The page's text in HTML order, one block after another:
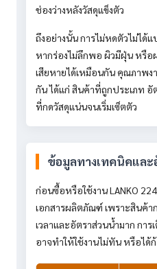
ช่องว่างหลังวัสดุแข็งตัว
ถึงอย่างนั้น การไม่หดตัวไม่ได้แ
หากร่องไม่ลึกพอ ผิวมีฝุ่น หรือ
เสียหายได้เหมือนกัน คุณภาพง
กัน ได้แก่ สินค้าที่ถูกประเภท อั
ที่กดวัสดุแน่นจนเริ่มเซ็ตตัว
ข้อมูลทางเทคนิคแล
ก่อนซื้อหรือใช้งาน LANKO
เอกสารผลิตภัณฑ์ เพราะสินค้า
เวลาและอัตราส่วนน้ำมาก กา
อาจทำให้ใช้งานไม่ทัน หรือไ